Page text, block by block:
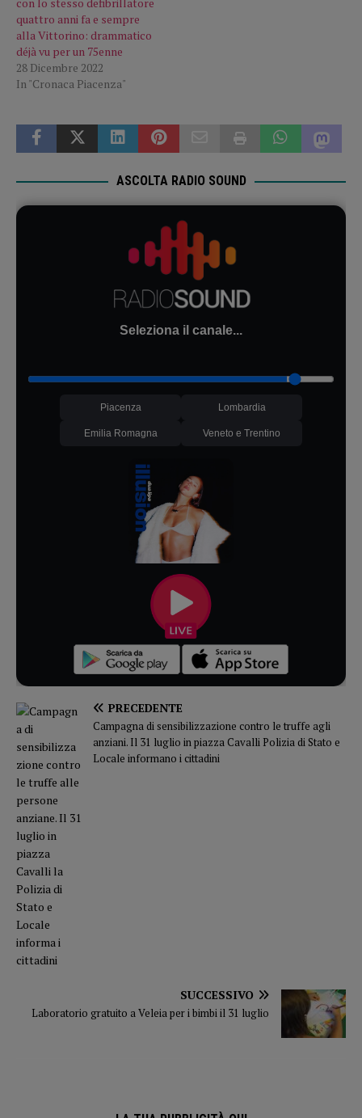
quattro anni fa e sempre
alla Vittorino: drammatico
déjà vu per un 75enne
28 Dicembre 2022
In "Cronaca Piacenza"
ASCOLTA RADIO SOUND
Seleziona il canale...
Piacenza Lombardia
Emilia Romagna Veneto e Trentino
PRECEDENTE
Campagna di sensibilizzazione contro le truffe agli
anziani. Il 31 luglio in piazza Cavalli Polizia di Stato e
Locale informano i cittadini
SUCCESSIVO
Laboratorio gratuito a Veleia per i bimbi il 31 luglio